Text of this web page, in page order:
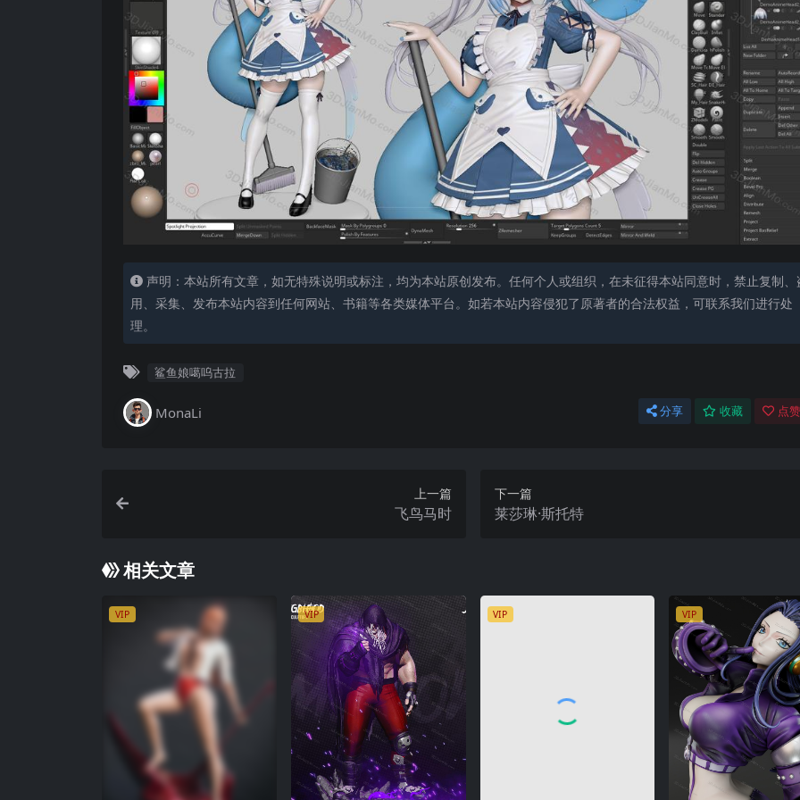
声明：本站所有文章，如无特殊说明或标注，均为本站原创发布。任何个人或组织，在未征得本站同意时，禁止复制、
用、采集、发布本站内容到任何网站、书籍等各类媒体平台。如若本站内容侵犯了原著者的合法权益，可联系我们进行处
理。
鲨鱼娘噶呜古拉
MonaLi 分享 收藏 点
上一篇
飞鸟马时
下一篇
莱莎琳·斯托特
相关文章
VIP VIP VIP VIP